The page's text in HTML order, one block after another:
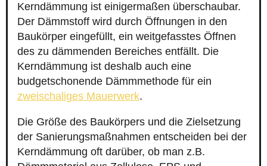
Kerndämmung ist einigermaßen überschaubar.
Der Dämmstoff wird durch Öffnungen in den
Baukörper eingefüllt, ein weitgefasstes Öffnen
des zu dämmenden Bereiches entfällt. Die
Kerndämmung ist deshalb auch eine
budgetschonende Dämmmethode für ein
zweischaliges Mauerwerk.
Die Größe des Baukörpers und die Zielsetzung
der Sanierungsmaßnahmen entscheiden bei der
Kerndämmung oft darüber, ob man z.B.